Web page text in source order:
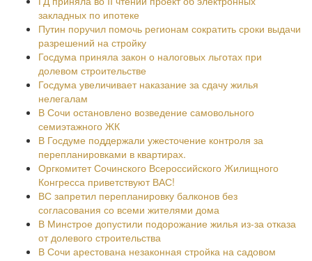
закладных по ипотеке
Путин поручил помочь регионам сократить сроки выдачи
разрешений на стройку
Госдума приняла закон о налоговых льготах при
долевом строительстве
Госдума увеличивает наказание за сдачу жилья
нелегалам
В Сочи остановлено возведение самовольного
семиэтажного ЖК
В Госдуме поддержали ужесточение контроля за
перепланировками в квартирах.
Оргкомитет Сочинского Всероссийского Жилищного
Конгресса приветствуют ВАС!
ВС запретил перепланировку балконов без
согласования со всеми жителями дома
В Минстрое допустили подорожание жилья из-за отказа
от долевого строительства
В Сочи арестована незаконная стройка на садовом